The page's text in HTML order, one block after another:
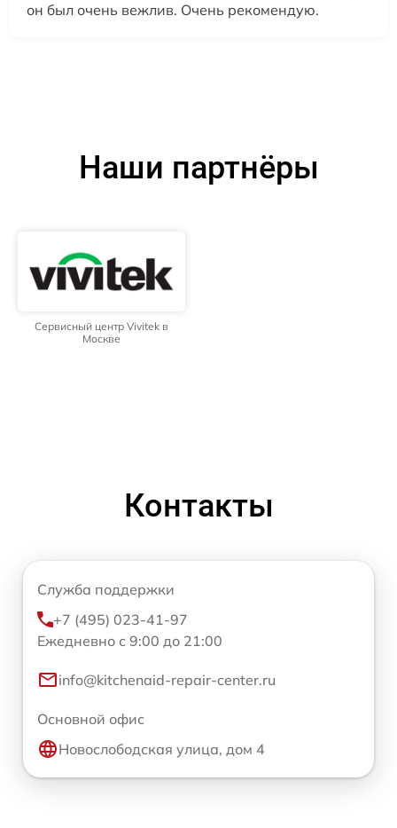
он был очень вежлив. Очень рекомендую.
Наши партнёры
Сервисный центр Vivitek в
Москве
Контакты
Служба поддержки
+7 (495) 023-41-97
Ежедневно с 9:00 до 21:00
info@kitchenaid-repair-center.ru
Основной офис
Новослободская улица, дом 4